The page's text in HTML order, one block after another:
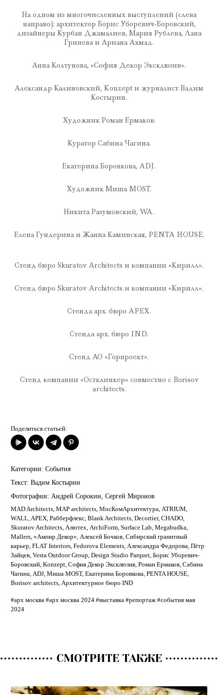
На одном из многочисленных выступлений (слева
направо): архитектор Борис Уборевич-Боровский,
дизайнеры Курбан Джамалиев, Мария Рублева, Лана
Гринева и Ариана Ахмад.
Анна Колтунова, «София Декор Эксклюзив».
Александр Калиновский, Konzept и журналист Вадим
Костырин.
Художник Роман Ермаков.
Куратор Сабина Чагина.
Екатерина Боровкова, ADJ.
Художник Миша MOST.
Никита Разумовский, WA.
Елена Гундерина и Жанна Каминская, PENTA HOUSE.
Стенд бюро Skuratov Architects и компании «Кирилл».
Стенд бюро Skuratov Architects и компании «Кирилл».
Стенда арх. бюро APEX.
Стенда арх. бюро IND.
Стенд АО «Горпроект».
Стенд компании «Остклинкер» совместно с Borisov
architects.
Поделиться статьей:
Категории:События
Текст:Вадим Костырин
Фотографии: Андрей Сорокин ,Сергей Миронов
MAD Architects ,MAP architects ,МосКомАрхитектура ATRIUM
WALL APEX ,Рабберфлекс ,Blank Architects ,Decortier,CHADO
Skuratov Architects Алютех ArchiForm ,Surface Lab ,Megabudka
Mallers ,«Ампир Декор» Алексей Бочков ,Сибирский гранитный
карьер ,FLAT Interiors ,Fedorova Elements Александра Федорова ,Пётр
Зайцев ,Vesta Outdoor Group ,Design Studio Parquet ,Борис Уборевич-
Боровский ,Konzept ,София Декор Эксклюзив ,Роман Ермаков ,Сабина
Чагина ADJ ,Миша MOST,Екатерина Боровкова ,PENTA HOUSE
Borisov architects Архитектурное бюро IND
#арх москва #арх москва 2024 #выставка #репортаж #события мая
2024
СМОТРИТЕ ТАКЖЕ